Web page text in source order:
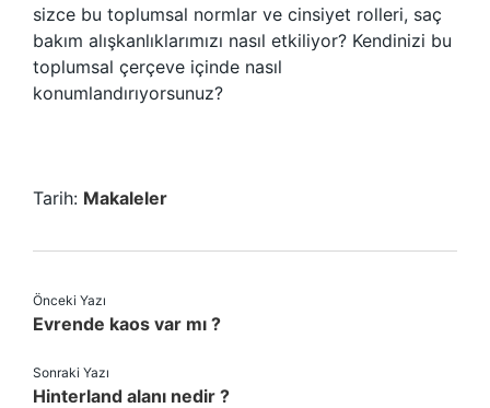
sizce bu toplumsal normlar ve cinsiyet rolleri, saç
bakım alışkanlıklarımızı nasıl etkiliyor? Kendinizi bu
toplumsal çerçeve içinde nasıl
konumlandırıyorsunuz?
Tarih: Makaleler
Önceki Yazı
Evrende kaos var mı ?
Sonraki Yazı
Hinterland alanı nedir ?